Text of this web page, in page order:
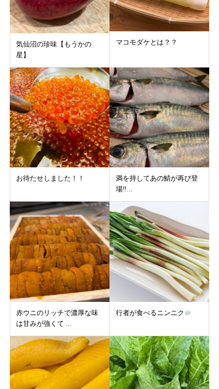
気仙沼の珍味【もうかの
星】
マコモダケとは？？
お待たせしました！！
満を持してあの鯖が再び登
場‼...
赤ウニのリッチで濃厚な味
は甘みが強くて ...
行者が食べるニンニク